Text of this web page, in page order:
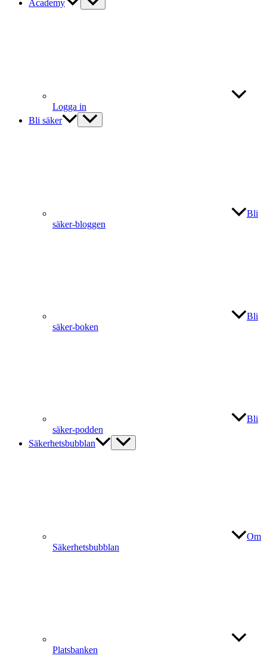
Academy
Logga in
Bli säker
Bli
säker-bloggen
Bli
säker-boken
Bli
säker-podden
Säkerhetsbubblan
Om
Säkerhetsbubblan
Platsbanken